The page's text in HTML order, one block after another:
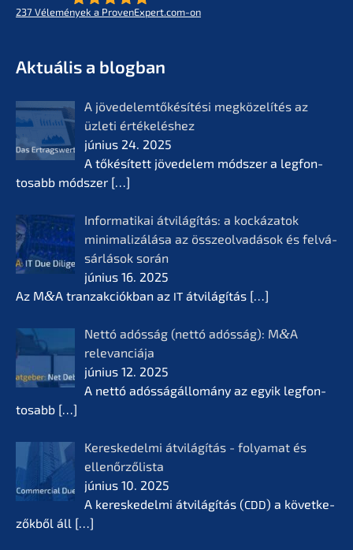
237 Vélemé­ny­ek a ProvenExpert.com-on
Aktuá­lis a blogban
A jövedelem­tőké­sí­té­si megkö­ze­lí­tés az
üzleti értékelés­hez
június 24. 2025
A tőkésí­tett jövede­lem módszer a legfon­
tosabb módszer […]
Infor­ma­ti­kai átvilá­gí­tás: a kocká­z­a­tok
minima­li­zá­lá­sa az összeol­va­dá­sok és felvá­
sár­lá­sok során
június 16. 2025
Az M&A tranzak­ciók­ban az IT átvilá­gí­tás […]
Nettó adósság (nettó adósság): M&A
relevan­ciá­ja
június 12. 2025
A nettó adóssá­gál­lomá­ny az egyik legfon­
tosabb […]
Keres­ke­del­mi átvilá­gí­tás - folyamat és
ellenőr­ző­lis­ta
június 10. 2025
A keres­ke­del­mi átvilá­gí­tás (CDD) a követ­ke­
zők­ből áll […]